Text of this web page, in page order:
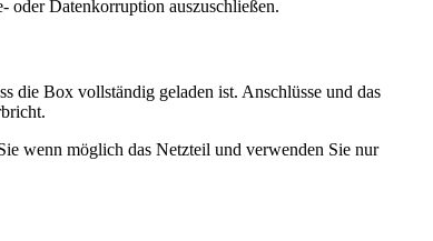
oder Datenkorruption auszuschließen.
die Box vollständig geladen ist. Anschlüsse und das
wenn möglich das Netzteil und verwenden Sie nur